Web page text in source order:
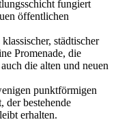
fungiert
öffentlichen
städtischer
Promenade, die
die alten und neuen
punktförmigen
der bestehende
erhalten.